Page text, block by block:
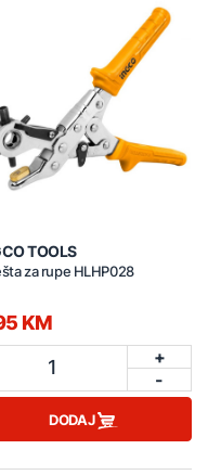
TOOLS
za rupe HLHP028
KM
1
+
-
DODAJ